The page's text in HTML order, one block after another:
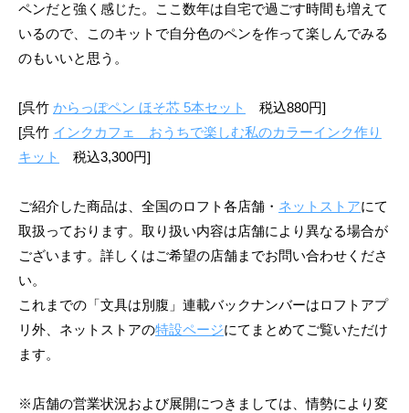
ペンだと強く感じた。ここ数年は自宅で過ごす時間も増えて
いるので、このキットで自分色のペンを作って楽しんでみる
のもいいと思う。
[呉竹 からっぽペン ほそ芯 5本セット
税込880円]
[呉竹 インクカフェ おうちで楽しむ私のカラーインク作り
キット
税込3,300円]
ご紹介した商品は、全国のロフト各店舗・ ネットストアにて
取扱っております。取り扱い内容は店舗により異なる場合が
ございます。詳しくはご希望の店舗までお問い合わせくださ
い。
これまでの「文具は別腹」連載バックナンバーはロフトアプ
リ外、ネットストアの特設ページにてまとめてご覧いただけ
ます。
※店舗の営業状況および展開につきましては、情勢により変